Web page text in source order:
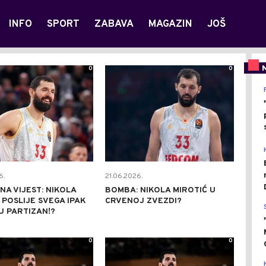
INFO SPORT ZABAVA MAGAZIN JOŠ
VIJEST: NIKOLA
SVEGA IPAK
PARTIZAN!?
0
21.06.2026.
BOMBA: NIKOLA MIROTIĆ U
CRVENOJ ZVEZDI?
0
0 0